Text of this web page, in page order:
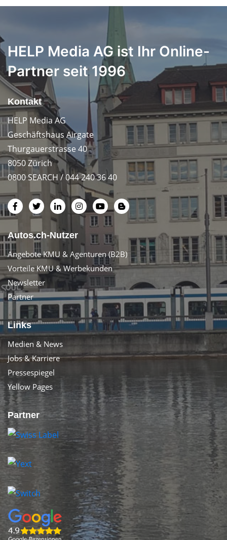
HELP Media AG ist Ihr Online-
Partner seit 1996
Kontakt
HELP Media AG
Geschäftshaus Airgate
Thurgauerstrasse 40
8050 Zürich
0800 SEARCH / 044 240 36 40
Autos.ch-Nutzer
Angebote KMU & Agenturen (B2B)
Vorteile KMU & Werbekunden
Newsletter
Partner
Links
Medien & News
Jobs & Karriere
Pressespiegel
Yellow Pages
Partner